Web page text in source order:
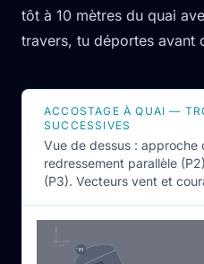
tôt à 10 mètres du quai
travers, tu déportes avant
ACCOSTAGE À QUAI —
SUCCESSIVES
Vue de dessus : approche
redressement parallèle
(P3). Vecteurs vent et
P1
Approche